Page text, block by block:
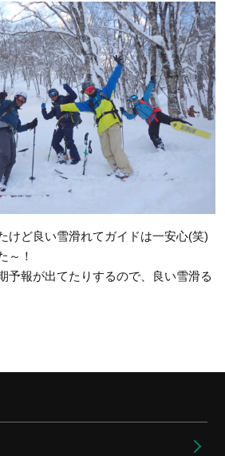
けど良い雪滑れてガイドは一安心(笑)
～！
予報が出てたりするので、良い雪滑る